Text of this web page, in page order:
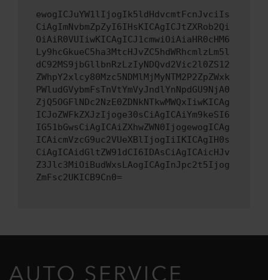
ewogICJuYW1lIjogIk5ldHdvcmtFcnJvciIs
CiAgImNvbmZpZyI6IHsKICAgICJtZXRob2Qi
OiAiR0VUIiwKICAgICJ1cmwiOiAiaHR0cHM6
Ly9hcGkueC5ha3MtcHJvZC5hdWRhcmlzLm5l
dC92MS9jbGllbnRzLzIyNDQvd2Vic2l0ZS12
ZWhpY2xlcy80Mzc5NDMlMjMyNTM2P2ZpZWxk
PWludGVybmFsTnVtYmVyJndlYnNpdGU9NjA0
ZjQ5OGFlNDc2NzE0ZDNkNTkwMWQxIiwKICAg
ICJoZWFkZXJzIjoge30sCiAgICAiYm9keSI6
IG51bGwsCiAgICAiZXhwZWN0IjogewogICAg
ICAicmVzcG9uc2VUeXBlIjogIiIKICAgIH0s
CiAgICAidGltZW91dCI6IDAsCiAgICAicHJv
Z3Jlc3MiOiBudWxsLAogICAgInJpc2t5Ijog
ZmFsc2UKICB9Cn0=